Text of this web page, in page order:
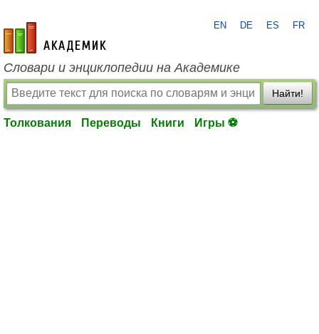
academic.ru
EN DE ES FR
Словари и энциклопедии на Академике
Найти!
Толкования Переводы Книги Игры ⚽